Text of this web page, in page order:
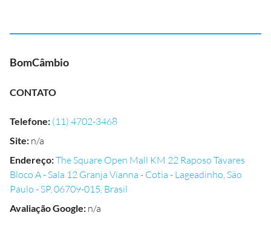
BomCâmbio
CONTATO
Telefone: (11) 4702-3468
Site: n/a
Endereço:The Square Open Mall KM 22 Raposo Tavares
Bloco A - Sala 12 Granja Vianna - Cotia - Lageadinho, São
Paulo - SP, 06709-015, Brasil
Avaliação Google: n/a